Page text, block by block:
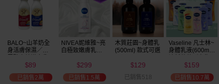
BALO~山羊奶全
身活膚保濕／玻
液(550ml) 款式可
選
$89
已銷售2萬
NIVEA妮維雅~亮
白極致嫩膚乳液
$299
已銷售1.5萬
木質莊園~身體乳
(500ml) 款式可選
$129
已銷售518
Vaseline 凡士林~
身體乳液(600ml)
保濕鎖水／全方
位保濕鎖水／可
可油／薰衣草／
$159
已銷售10.7萬